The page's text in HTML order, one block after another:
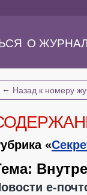
О
← Назад к номеру
«
е-